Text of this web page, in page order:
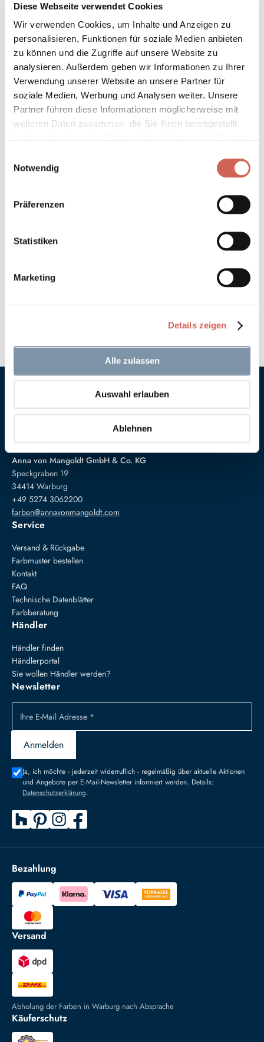
Diese Webseite verwendet Cookies
Wir verwenden Cookies, um Inhalte und Anzeigen zu
personalisieren, Funktionen für soziale Medien anbieten
zu können und die Zugriffe auf unsere Website zu
analysieren. Außerdem geben wir Informationen zu Ihrer
Verwendung unserer Website an unsere Partner für
soziale Medien, Werbung und Analysen weiter. Unsere
Partner führen diese Informationen möglicherweise mit
weiteren Daten zusammen, die Sie ihnen bereitgestellt
Notwendig
Präferenzen
Statistiken
Marketing
Details zeigen
Alle zulassen
Auswahl erlauben
Ablehnen
* Gilt für Lieferungen innerhalb Deutschlands, Lieferzeiten für andere
Länder entnehmen Sie bitte unseren Versandinformationen.
Technische Details und Hinweise
Grundierung für sehr glatte Untergründe
geeignet für z. B. lackierte Holz- oder
Metalloberflächen, Kunststoffoberflächen
Wann brauche ich Sperrgrund / Haftgrund
Muss ich schleifen, wenn ich Haftgrund
Welche Grundierung benötige ich für Wände?
Wann benötige ich eine Versiegelung?
Anna von Mangoldt GmbH & Co. KG
Speckgraben 19
34414 Warburg
+49 5274 3062200
farben@annavonmangoldt.com
Service
Versand & Rückgabe
Farbmuster bestellen
Kontakt
FAQ
Technische Datenblätter
Farbberatung
Händler
Händler finden
Händlerportal
Sie wollen Händler werden?
Newsletter
Ihre E-Mail Adresse *
Anmelden
Ja, ich möchte - jederzeit widerruflich - regelmäßig über aktuelle Aktionen
und Angebote per E-Mail-Newsletter informiert werden. Details:
Datenschutzerklärung.
Bezahlung
Versand
Abholung der Farben in Warburg nach Absprache
Käuferschutz